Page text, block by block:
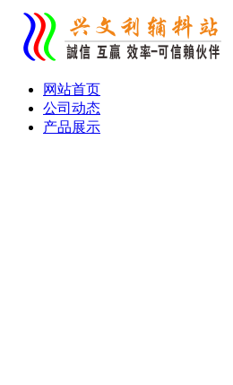
网站首页
公司动态
产品展示